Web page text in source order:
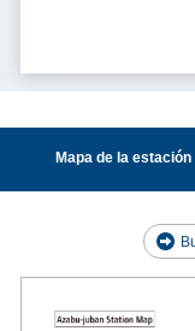
Mapa de la estación